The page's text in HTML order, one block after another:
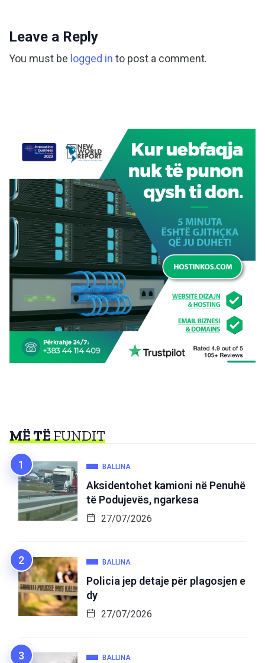
Leave a Reply
You must be logged in to post a comment.
MË TËFUNDIT
BALLINA
Aksidentohet kamioni në Penuhë
të Podujevës, ngarkesa
27/07/2026
BALLINA
Policia jep detaje për plagosjen e
dy
27/07/2026
BALLINA